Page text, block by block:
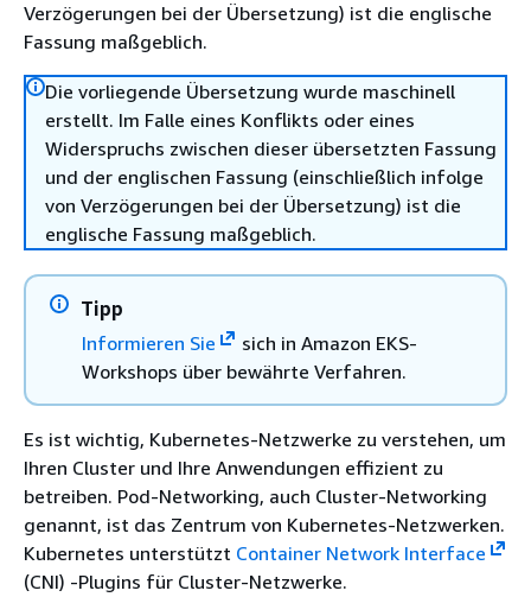
Verzögerungen bei der Übersetzung) ist die englische
Fassung maßgeblich.
Die vorliegende Übersetzung wurde maschinell
erstellt. Im Falle eines Konflikts oder eines
Widerspruchs zwischen dieser übersetzten Fassung
und der englischen Fassung (einschließlich infolge
von Verzögerungen bei der Übersetzung) ist die
englische Fassung maßgeblich.
Tipp
Informieren Sie
sich in Amazon EKS-
Workshops über bewährte Verfahren.
Es ist wichtig, Kubernetes-Netzwerke zu verstehen, um
Ihren Cluster und Ihre Anwendungen effizient zu
betreiben. Pod-Networking, auch Cluster-Networking
genannt, ist das Zentrum von Kubernetes-Netzwerken.
Kubernetes unterstützt Container Network Interface
(CNI) -Plugins für Cluster-Netzwerke.